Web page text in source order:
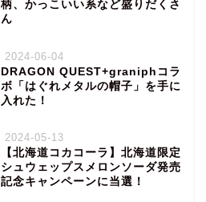
柄、かっこいい系など盛りだくさ
ん
2024-06-04
DRAGON QUEST+graniphコラ
ボ「はぐれメタルの帽子」を手に
入れた！
2024-05-13
【北海道コカコーラ】北海道限定
シュウェップスメロンソーダ発売
記念キャンペーンに当選！